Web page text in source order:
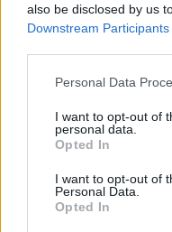
also be disclosed by us
Downstream Participants
Personal Data
I want to opt-out of
personal data.
Opted In
I want to opt-out of
Personal Data.
Opted In